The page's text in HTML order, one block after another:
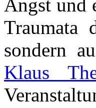
Angst und
Traumata
sondern
Klaus